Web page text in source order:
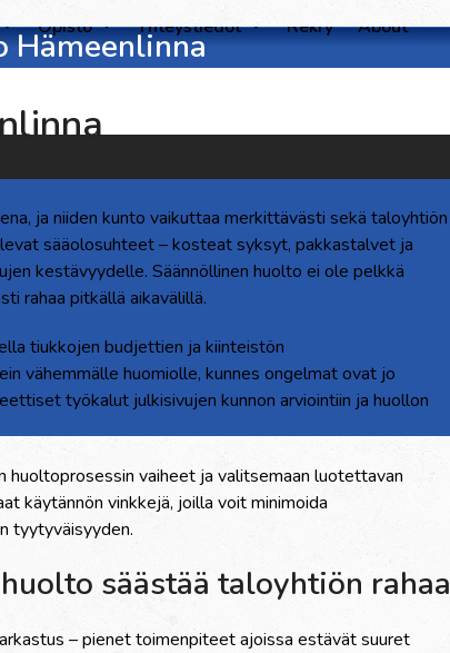
Opisto Yhteystiedot Rekry About
Hämeenlinna
ja niiden kunto vaikuttaa merkittävästi sekä taloyhtiön
sääolosuhteet – kosteat syksyt, pakkastalvet ja
kestävyydelle. Säännöllinen huolto ei ole pelkkä
rahaa pitkällä aikavälillä.
tiukkojen budjettien ja kiinteistön
vähemmälle huomiolle, kunnes ongelmat ovat jo
työkalut julkisivujen kunnon arviointiin ja huollon
vaiheet ja valitsemaan luotettavan
käytännön vinkkejä, joilla voit minimoida
tyytyväisyyden.
säästää taloyhtiön rahaa
– pienet toimenpiteet ajoissa estävät suuret